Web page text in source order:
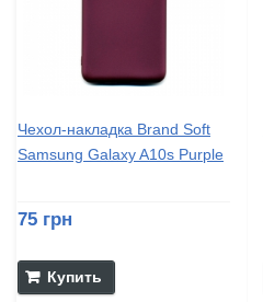
Чехол-накладка Brand Soft
Samsung Galaxy A10s Purple
75 грн
Купить